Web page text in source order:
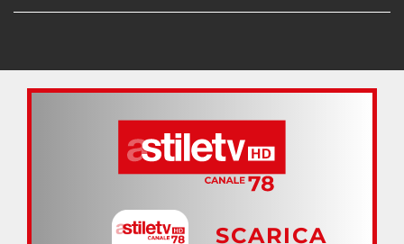
SCARICA